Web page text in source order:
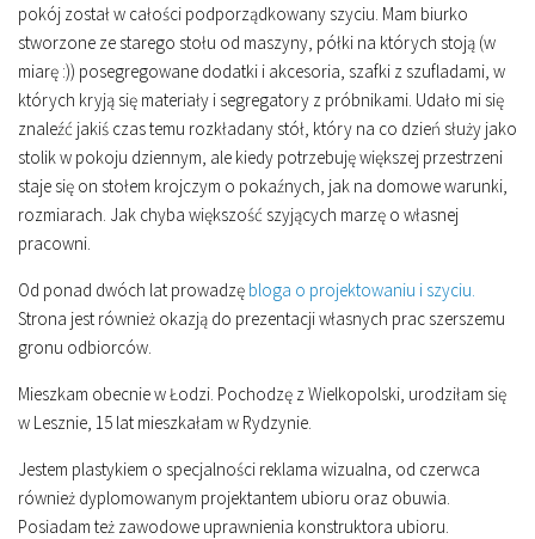
pokój został w całości podporządkowany szyciu. Mam biurko
stworzone ze starego stołu od maszyny, półki na których stoją (w
miarę :)) posegregowane dodatki i akcesoria, szafki z szufladami, w
których kryją się materiały i segregatory z próbnikami. Udało mi się
znaleźć jakiś czas temu rozkładany stół, który na co dzień służy jako
stolik w pokoju dziennym, ale kiedy potrzebuję większej przestrzeni
staje się on stołem krojczym o pokaźnych, jak na domowe warunki,
rozmiarach. Jak chyba większość szyjących marzę o własnej
pracowni.
Od ponad dwóch lat prowadzę bloga o projektowaniu i szyciu.
Strona jest również okazją do prezentacji własnych prac szerszemu
gronu odbiorców.
Mieszkam obecnie w Łodzi. Pochodzę z Wielkopolski, urodziłam się
w Lesznie, 15 lat mieszkałam w Rydzynie.
Jestem plastykiem o specjalności reklama wizualna, od czerwca
również dyplomowanym projektantem ubioru oraz obuwia.
Posiadam też zawodowe uprawnienia konstruktora ubioru.